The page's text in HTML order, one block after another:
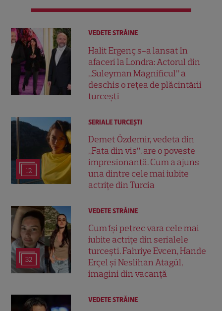
VEDETE STRĂINE
Halit Ergenç s-a lansat în
afaceri la Londra: Actorul din
„Suleyman Magnificul” a
deschis o rețea de plăcintării
turcești
12
SERIALE TURCEŞTI
Demet Özdemir, vedeta din
„Fata din vis”, are o poveste
impresionantă. Cum a ajuns
una dintre cele mai iubite
actrițe din Turcia
32
VEDETE STRĂINE
Cum își petrec vara cele mai
iubite actrițe din serialele
turcești. Fahriye Evcen, Hande
Erçel și Neslihan Atagül,
imagini din vacanță
VEDETE STRĂINE